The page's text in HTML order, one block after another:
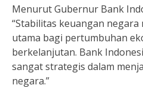
Menurut Gubernur Bank
“Stabilitas keuangan
utama bagi pertumbuhan
berkelanjutan. Bank
sangat strategis dalam
negara.”